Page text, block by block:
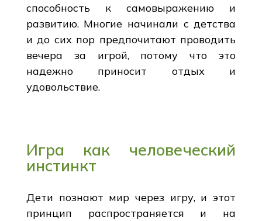
способность к самовыражению и
развитию. Многие начинали с детства
и до сих пор предпочитают проводить
вечера за игрой, потому что это
надежно приносит отдых и
удовольствие.
Игра как человеческий
инстинкт
Дети познают мир через игру, и этот
принцип распространяется и на